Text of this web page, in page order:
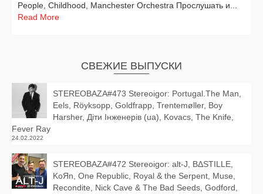
People, Childhood, Manchester Orchestra Прослушать и...
Read More
СВЕЖИЕ ВЫПУСКИ
STEREOBAZA#473 Stereoigor: Portugal.The Man,
Eels, Röyksopp, Goldfrapp, Trentemøller, Boy
Harsher, Діти Інженерів (ua), Kovacs, The Knife,
Fever Ray
24.02.2022
STEREOBAZA#472 Stereoigor: alt‑J, BΔSTILLE,
KoЯn, One Republic, Royal & the Serpent, Muse,
Recondite, Nick Cave & The Bad Seeds, Godford,